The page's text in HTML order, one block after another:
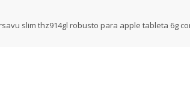
slim thz914gl robusto para apple tableta 6g